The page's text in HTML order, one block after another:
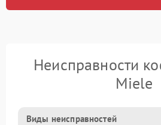
Неисправности
Miele
Виды неисправностей